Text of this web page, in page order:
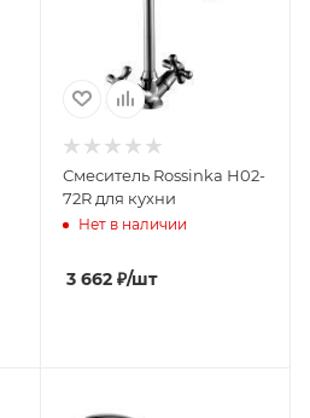
Смеситель Rossinka Н02-
72R для кухни
Нет в наличии
3 662₽/шт